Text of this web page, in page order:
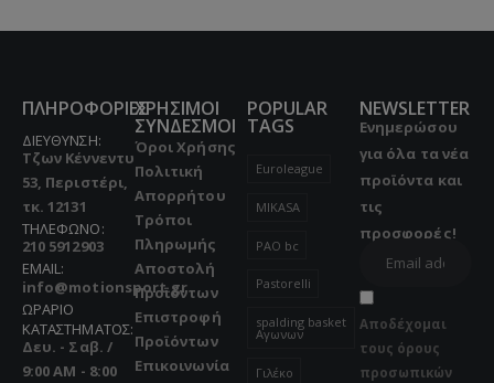
ΠΛΗΡΟΦΟΡΙΕΣ
ΔΙΕΥΘΥΝΣΗ:
Τζων Κέννεντυ
53, Περιστέρι,
τκ. 12131
ΤΗΛΕΦΩΝΟ:
210 5912903
EMAIL:
info@motionsport.gr
ΩΡΑΡΙΟ
ΚΑΤΑΣΤΗΜΑΤΟΣ:
Δευ. - Σαβ. /
9:00 AM - 8:00
ΧΡΗΣΙΜΟΙ
ΣΥΝΔΕΣΜΟΙ
Όροι Χρήσης
Πολιτική
Απορρήτου
Τρόποι
Πληρωμής
Αποστολή
Προϊόντων
Επιστροφή
Προϊόντων
Επικοινωνία
POPULAR
TAGS
Euroleague
MIKASA
PAO bc
Pastorelli
spalding basket
Αγωνων
Γιλέκο
NEWSLETTER
Ενημερώσου
για όλα τα νέα
προϊόντα και
τις
προσφορές!
Αποδέχομαι
τους όρους
προσωπικών